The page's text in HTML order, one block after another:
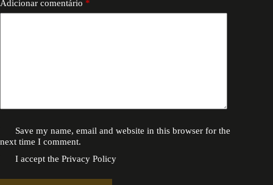
Adicionar comentário *
Save my name, email and website in this browser for the
next time I comment.
I accept thePrivacy Policy